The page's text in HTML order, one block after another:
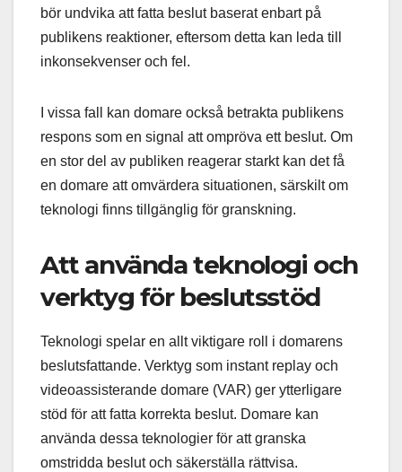
bör undvika att fatta beslut baserat enbart på
publikens reaktioner, eftersom detta kan leda till
inkonsekvenser och fel.
I vissa fall kan domare också betrakta publikens
respons som en signal att ompröva ett beslut. Om
en stor del av publiken reagerar starkt kan det få
en domare att omvärdera situationen, särskilt om
teknologi finns tillgänglig för granskning.
Att använda teknologi och
verktyg för beslutsstöd
Teknologi spelar en allt viktigare roll i domarens
beslutsfattande. Verktyg som instant replay och
videoassisterande domare (VAR) ger ytterligare
stöd för att fatta korrekta beslut. Domare kan
använda dessa teknologier för att granska
omstridda beslut och säkerställa rättvisa.